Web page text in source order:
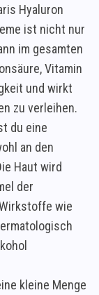
Hyaluron
ist nicht nur
im gesamten
Vitamin
und wirkt
zu verleihen.
du eine
an den
Haut wird
der
wie
kleine Menge